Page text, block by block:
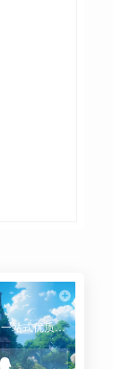
生活・学习・办公・娱乐 一站式优质网址导航